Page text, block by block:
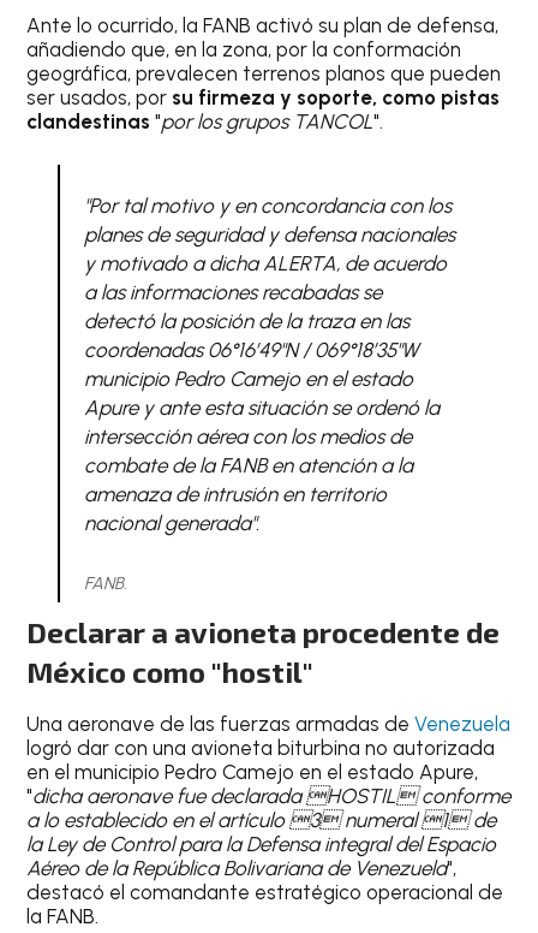
Ante lo ocurrido, la FANB activó su plan de defensa,
añadiendo que, en la zona, por la conformación
geográfica, prevalecen terrenos planos que pueden
ser usados, por su firmeza y soporte, como pistas
clandestinas "por los grupos TANCOL".
"Por tal motivo y en concordancia con los
planes de seguridad y defensa nacionales
y motivado a dicha ALERTA, de acuerdo
a las informaciones recabadas se
detectó la posición de la traza en las
coordenadas 06°16’49"N / 069°18’35"W
municipio Pedro Camejo en el estado
Apure y ante esta situación se ordenó la
intersección aérea con los medios de
combate de la FANB en atención a la
amenaza de intrusión en territorio
nacional generada".
FANB.
Declarar a avioneta procedente de
México como "hostil"
Una aeronave de las fuerzas armadas deVenezuela
logró dar con una avioneta biturbina no autorizada
en el municipio Pedro Camejo en el estado Apure,
"dicha aeronave fue declarada HOSTIL conforme
a lo establecido en el artículo 3 numeral 1 de
la Ley de Control para la Defensa integral del Espacio
Aéreo de la República Bolivariana de Venezuela",
destacó el comandante estratégico operacional de
la FANB.